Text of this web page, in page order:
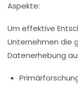
Aspekte:
Um effektive
Unternehmen die
Datenerhebung